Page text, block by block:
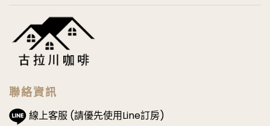
聯絡資訊
線上客服 (請優先使用Line訂房)